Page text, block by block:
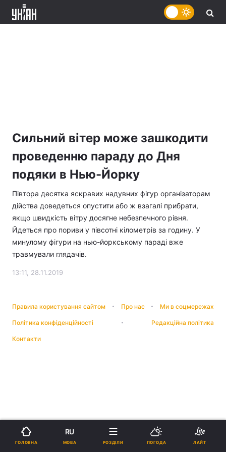
Сильний вітер може зашкодити
проведенню параду до Дня
подяки в Нью-Йорку
Півтора десятка яскравих надувних фігур організаторам
дійства доведеться опустити або ж взагалі прибрати,
якщо швидкість вітру досягне небезпечного рівня.
Йдеться про пориви у півсотні кілометрів за годину. У
минулому фігури на нью-йоркському параді вже
травмували глядачів.
13:11, 28.11.2019
Правила користування сайтом Про нас Ми в соцмережах
Політика конфіденційності Редакційна політика
Контакти
ГОЛОВНА
RU
МОВА РОЗДІЛИ ПОГОДА ЛАЙТ